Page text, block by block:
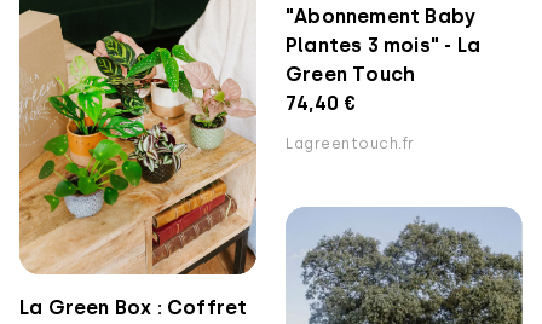
"Abonnement Baby
Plantes 3 mois" - La
Green Touch
74,40 €
Lagreentouch.fr
La Green Box : Coffret